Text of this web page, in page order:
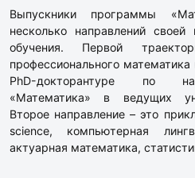
Выпускники программы
несколько направлений
обучения. Первой
профессионального
PhD-докторантуре по
«Математика» в ведущих
Второе направление – это
science, компьютерная
актуарная математика,